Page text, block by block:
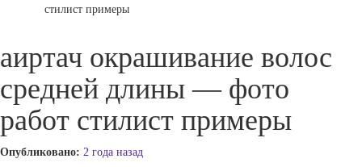
стилист примеры
аиртач окрашивание волос
средней длины — фото
работ стилист примеры
Опубликовано: 2 года назад